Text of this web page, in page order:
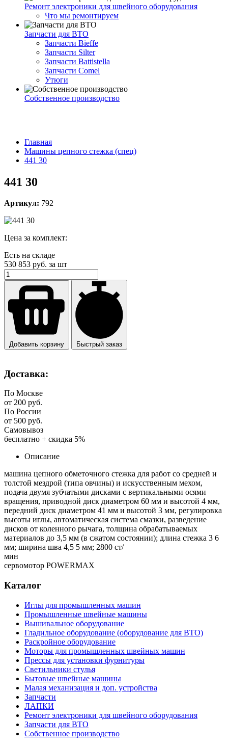
Ремонт электроники для швейного оборудования
Что мы ремонтируем
Запчасти для ВТО
Запчасти Bieffe
Запчасти Silter
Запчасти Battistella
Запчасти Comel
Утюги
Собственное производство
Главная
Машины цепного стежка (спец)
441 30
441 30
Артикул: 792
Цена за комплект:
Есть на складе
530 853 руб. за шт
Добавить корзину Быстрый заказ
Доставка:
По Москве
от 200 руб.
По России
от 500 руб.
Самовывоз
бесплатно + скидка 5%
Описание
машина цепного обметочного стежка для работ со средней и
толстой мездрой (типа овчины) и искусственным мехом,
подача двумя зубчатыми дисками с вертикальными осями
вращения, приводной диск диаметром 60 мм и высотой 4 мм,
передний диск диаметром 41 мм и высотой 3 мм, регулировка
высоты иглы, автоматическая система смазки, разведение
дисков от коленного рычага, толщина обрабатываемых
материалов до 3,5 мм (в сжатом состоянии); длина стежка 3 6
мм; ширина шва 4,5 5 мм; 2800 ст/
сервомотор POWERMAX
Каталог
Иглы для промышленных машин
Промышленные швейные машины
Вышивальное оборудование
Гладильное оборудование (оборудование для ВТО)
Раскройное оборудование
Моторы для промышленных швейных машин
Прессы для установки фурнитуры
Светильники стулья
Бытовые швейные машины
Малая механизация и доп. устройства
Запчасти
ЛАПКИ
Ремонт электроники для швейного оборудования
Запчасти для ВТО
Собственное производство